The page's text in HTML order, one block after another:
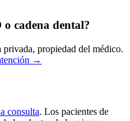
cadena dental?
propiedad del médico.
→
consulta. Los pacientes de